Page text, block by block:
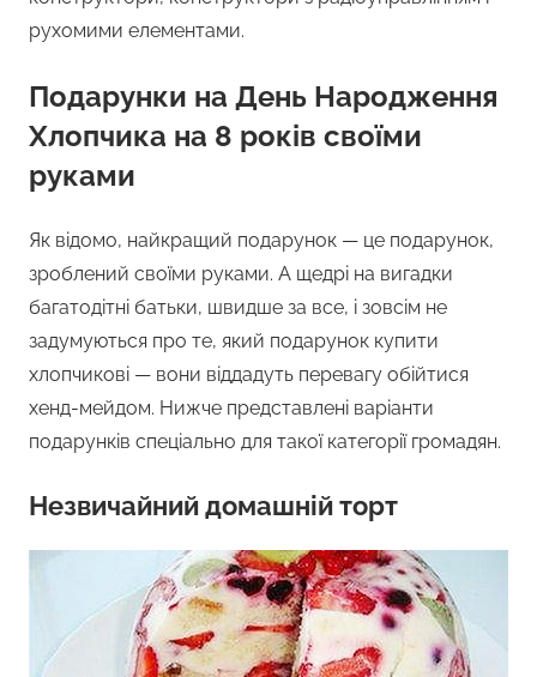
рухомими елементами.
Подарунки на День Народження
Хлопчика на 8 років своїми
руками
Як відомо, найкращий подарунок — це подарунок,
зроблений своїми руками. А щедрі на вигадки
багатодітні батьки, швидше за все, і зовсім не
задумуються про те, який подарунок купити
хлопчикові — вони віддадуть перевагу обійтися
хенд-мейдом. Нижче представлені варіанти
подарунків спеціально для такої категорії громадян.
Незвичайний домашній торт